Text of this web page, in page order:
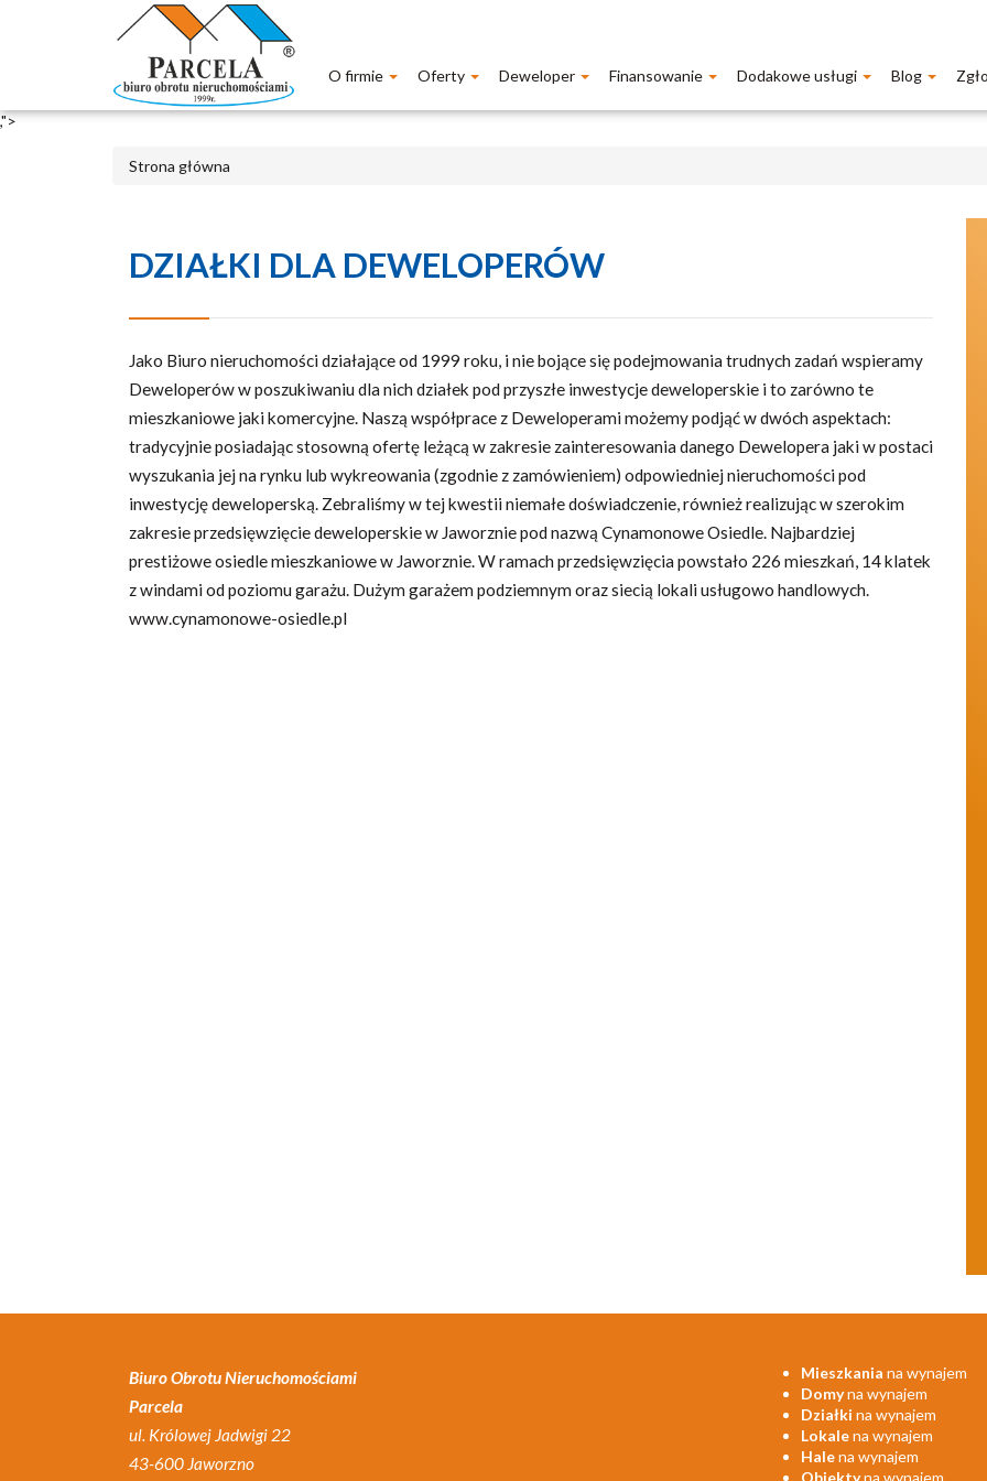
,">
O firmie Oferty Deweloper Finansowanie Dodakowe usługi Blog
Strona główna
DZIAŁKI DLA DEWELOPERÓW
Jako Biuro nieruchomości działające od 1999 roku, i nie bojące się podejmowania trudnych zadań wspieramy
Deweloperów w poszukiwaniu dla nich działek pod przyszłe inwestycje deweloperskie i to zarówno te
mieszkaniowe jaki komercyjne. Naszą współprace z Deweloperami możemy podjąć w dwóch aspektach:
tradycyjnie posiadając stosowną ofertę leżącą w zakresie zainteresowania danego Dewelopera jaki w postaci
wyszukania jej na rynku lub wykreowania (zgodnie z zamówieniem) odpowiedniej nieruchomości pod
inwestycję deweloperską. Zebraliśmy w tej kwestii niemałe doświadczenie, również realizując w szerokim
zakresie przedsięwzięcie deweloperskie w Jaworznie pod nazwą Cynamonowe Osiedle. Najbardziej
prestiżowe osiedle mieszkaniowe w Jaworznie. W ramach przedsięwzięcia powstało 226 mieszkań, 14 klatek
z windami od poziomu garażu. Dużym garażem podziemnym oraz siecią lokali usługowo handlowych.
www.cynamonowe-osiedle.pl
Biuro Obrotu Nieruchomościami
Parcela
ul. Królowej Jadwigi 22
43-600 Jaworzno
Mieszkania na wynajem
Domyna wynajem
Działki na wynajem
Lokalena wynajem
Halena wynajem
Obiektyna wynajem